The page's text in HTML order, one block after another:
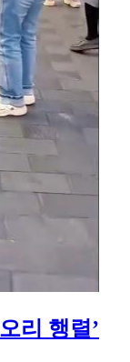
리 행렬’